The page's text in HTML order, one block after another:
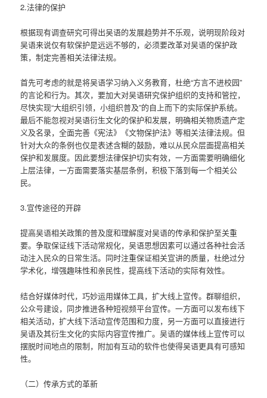
2.法律的保护
根据现有调查研究可得出吴语的发展趋势并不乐观，说明现阶段对
吴语来说仅有软保护是远远不够的，必须要改革对吴语的保护政
策，制定完善相关法律法规。
首先可考虑的就是将吴语学习纳入义务教育，杜绝“方言不进校园”
的言论和行为。其次，要加大对吴语研究保护组织的支持和管控，
尽快实现“大组织引领，小组织普及”的自上而下的实际保护系统。
最后不能忽视对吴语衍生文化的保护和发展，明确相关物质遗产定
义及名录，全面完善《宪法》《文物保护法》等相关法律法规。但
针对大众的条例也仅是表述含糊的鼓励，难以从民众层面提高相关
保护和发展度。因此要想法律保护切实有效，一方面需要明确细化
上层法律，一方面需要落实基层条例，积极下落到每一个相关公
民。
3.宣传途径的开辟
提高吴语相关政策的普及度和理解度对吴语的传承和保护至关重
要。争取保证线下活动常规化，吴语思想因素可以通过各种社会活
动注入民众的日常生活。同时注重保证相关宣讲的质量，杜绝过分
学术化，增强趣味性和亲民性，提高线下活动的实际有效性。
结合好媒体时代，巧妙运用媒体工具，扩大线上宣传。群聊组织，
公众号建设，同步推进各种短视频平台宣传。一方面可以发布线下
相关活动，扩大线下活动宣传范围和力度，另一方面可以直接进行
吴语及其衍生文化的实际内容宣传推广。吴语的媒体线上宣传可以
摆脱时间地点的限制，附加有互动的软件也使得吴语更具有可感知
性。
（二）传承方式的革新